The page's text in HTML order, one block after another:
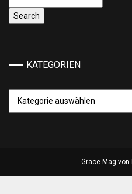
KATEGORIEN
Grace Mag von